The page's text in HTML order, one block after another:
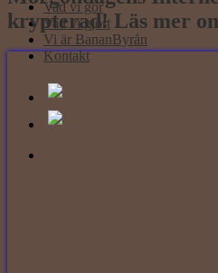
Vad vi gör
Vad vi gjort
Vi är BananByrån
Kontakt
krypterad! Läs mer